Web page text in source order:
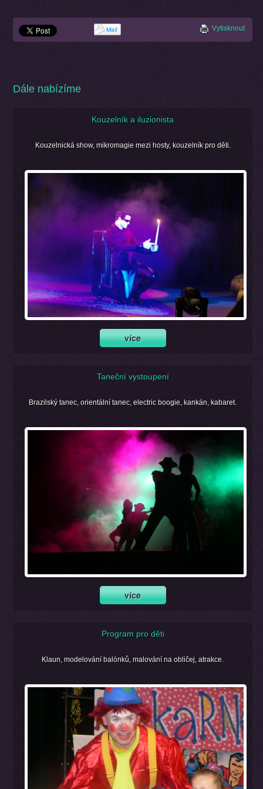
Vytisknout
Dále nabízíme
Kouzelník a iluzionista
Kouzelnická show, mikromagie mezi hosty, kouzelník pro děti.
Taneční vystoupení
Brazilský tanec, orientální tanec, electric boogie, kankán, kabaret.
Program pro děti
Klaun, modelování balónků, malování na obličej, atrakce.